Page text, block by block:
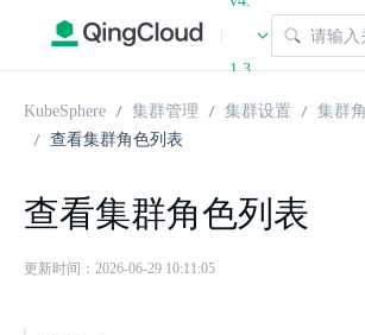
|
1.3
KubeSphere 集群管理 集群设置
集群
查看集群角色列表
查看集群角色列表
更新时间：2026-06-29 10:11:05